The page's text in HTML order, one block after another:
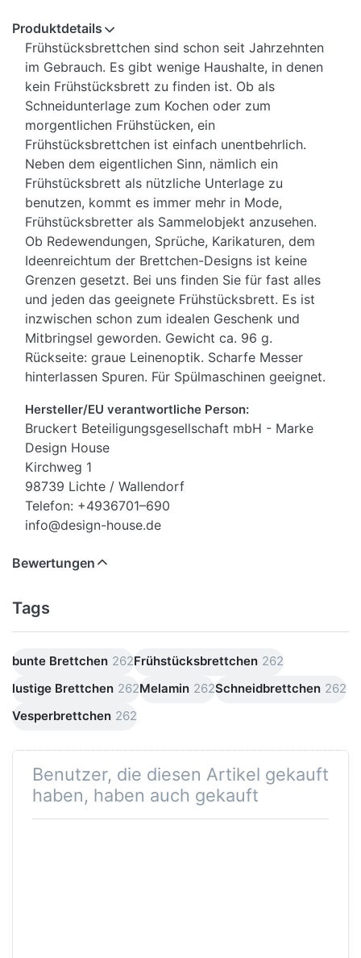
Produktdetails
Frühstücksbrettchen sind schon seit Jahrzehnten
im Gebrauch. Es gibt wenige Haushalte, in denen
kein Frühstücksbrett zu finden ist. Ob als
Schneidunterlage zum Kochen oder zum
morgentlichen Frühstücken, ein
Frühstücksbrettchen ist einfach unentbehrlich.
Neben dem eigentlichen Sinn, nämlich ein
Frühstücksbrett als nützliche Unterlage zu
benutzen, kommt es immer mehr in Mode,
Frühstücksbretter als Sammelobjekt anzusehen.
Ob Redewendungen, Sprüche, Karikaturen, dem
Ideenreichtum der Brettchen-Designs ist keine
Grenzen gesetzt. Bei uns finden Sie für fast alles
und jeden das geeignete Frühstücksbrett. Es ist
inzwischen schon zum idealen Geschenk und
Mitbringsel geworden. Gewicht ca. 96 g.
Rückseite: graue Leinenoptik. Scharfe Messer
hinterlassen Spuren. Für Spülmaschinen geeignet.
Hersteller/EU verantwortliche Person:
Bruckert Beteiligungsgesellschaft mbH - Marke
Design House
Kirchweg 1
98739 Lichte / Wallendorf
Telefon: +4936701–690
info@design-house.de
Bewertungen
Tags
bunte Brettchen 262Frühstücksbrettchen 262
lustige Brettchen 262Melamin 262Schneidbrettchen 262
Vesperbrettchen 262
Benutzer, die diesen Artikel gekauft
haben, haben auch gekauft